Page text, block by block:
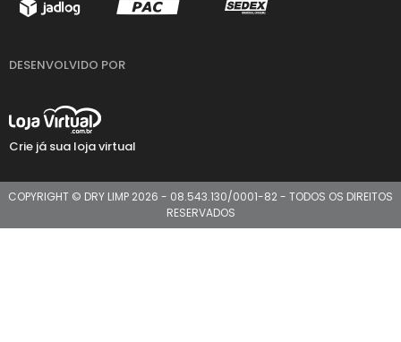
DESENVOLVIDO POR
Crie já sua loja virtual
COPYRIGHT © DRY LIMP 2026 - 08.543.130/0001-82 - TODOS OS DIREITOS
RESERVADOS